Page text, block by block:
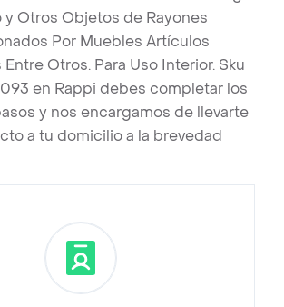
y Otros Objetos de Rayones
Por Muebles Artículos
Otros. Para Uso Interior. Sku
en Rappi debes completar los
y nos encargamos de llevarte
a tu domicilio a la brevedad